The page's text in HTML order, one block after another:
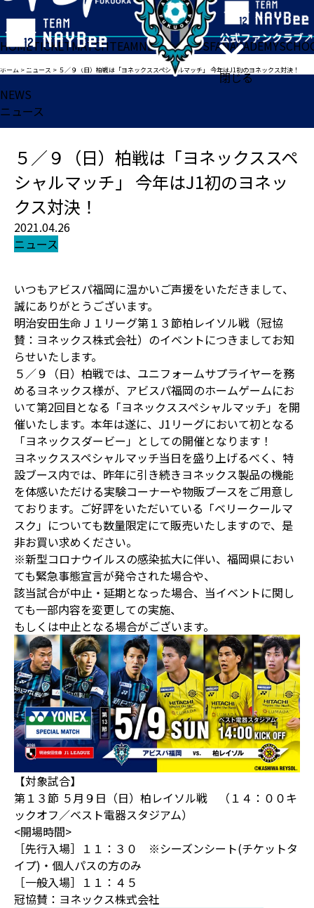
閉じる
HOMETICKETMATCHTEAMNEWSGOODSFANACADEMY
ホーム >ニュース > ５／９（日）柏戦は「ヨネックススペシャルマッチ」 今年はJ1初のヨネックス対決！
NEWS
ニュース
５／９（日）柏戦は「ヨネックススペ
シャルマッチ」 今年はJ1初のヨネッ
クス対決！
2021.04.26
ニュース
いつもアビスパ福岡に温かいご声援をいただきまして、
誠にありがとうございます。
明治安田生命Ｊ１リーグ第１３節柏レイソル戦（冠協
賛：ヨネックス株式会社）のイベントにつきましてお知
らせいたします。
５／９（日）柏戦では、ユニフォームサプライヤーを務
めるヨネックス様が、アビスパ福岡のホームゲームにお
いて第2回目となる「ヨネックススペシャルマッチ」を開
催いたします。本年は遂に、J1リーグにおいて初となる
「ヨネックスダービー」としての開催となります！
ヨネックススペシャルマッチ当日を盛り上げるべく、特
設ブース内では、昨年に引き続きヨネックス製品の機能
を体感いただける実験コーナーや物販ブースをご用意し
ております。ご好評をいただいている「ベリークールマ
スク」についても数量限定にて販売いたしますので、是
非お買い求めください。
※新型コロナウイルスの感染拡大に伴い、福岡県におい
ても緊急事態宣言が発令された場合や、
該当試合が中止・延期となった場合、当イベントに関し
ても一部内容を変更しての実施、
もしくは中止となる場合がございます。
【対象試合】
第１３節 ５月９日（日）柏レイソル戦 （１４：００キ
ックオフ／ベスト電器スタジアム）
<開場時間>
［先行入場］１１：３０ ※シーズンシート(チケットタ
イプ)・個人パスの方のみ
［一般入場］１１：４５
冠協賛：ヨネックス株式会社